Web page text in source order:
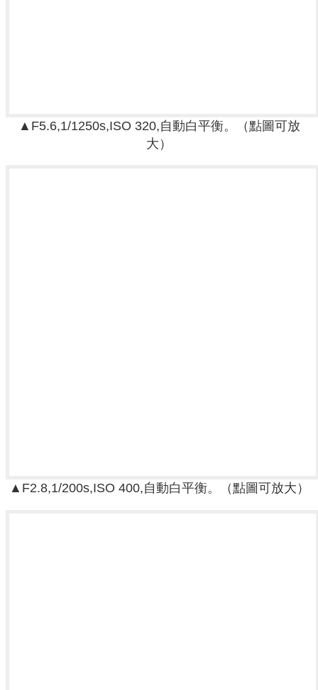
▲F5.6,1/1250s,ISO 320,自動白平衡。（點圖可放
大）
▲F2.8,1/200s,ISO 400,自動白平衡。（點圖可放大）